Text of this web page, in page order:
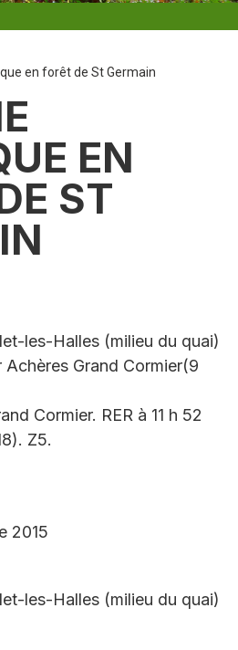
en forêt de St Germain
EN
ST
les-Halles (milieu du quai)
Achères Grand Cormier(9
Cormier. RER à 11 h 52
Z5.
2015
les-Halles (milieu du quai)